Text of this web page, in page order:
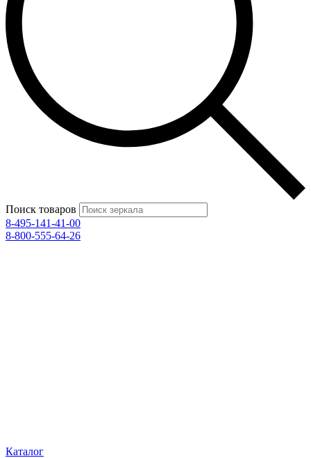
Поиск товаров
8-495-141-41-00
8-800-555-64-26
Каталог